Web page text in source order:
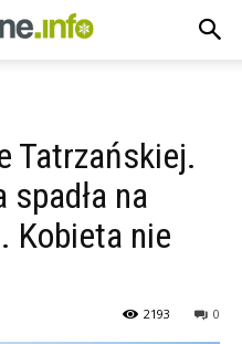
Tatrzańskiej.
na
Kobieta nie
0
2193